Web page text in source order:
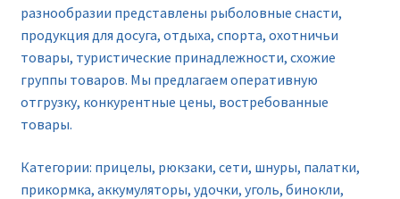
разнообразии представлены рыболовные снасти,
продукция для досуга, отдыха, спорта, охотничьи
товары, туристические принадлежности, схожие
группы товаров. Мы предлагаем оперативную
отгрузку, конкурентные цены, востребованные
товары.
Категории: прицелы, рюкзаки, сети, шнуры, палатки,
прикормка, аккумуляторы, удочки, уголь, бинокли,